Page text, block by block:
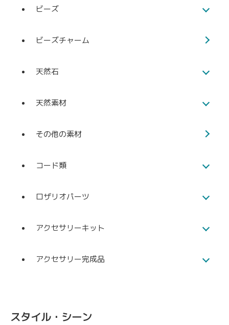
ビーズ
ビーズチャーム
天然石
天然素材
その他の素材
コード類
ロザリオパーツ
アクセサリーキット
アクセサリー完成品
スタイル・シーン